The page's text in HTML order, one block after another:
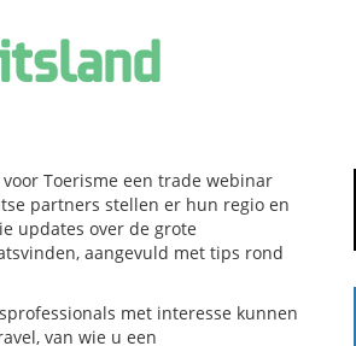
Toerisme een trade webinar
partners stellen er hun regio en
updates over de grote
aangevuld met tips rond
met interesse kunnen
, van wie u een